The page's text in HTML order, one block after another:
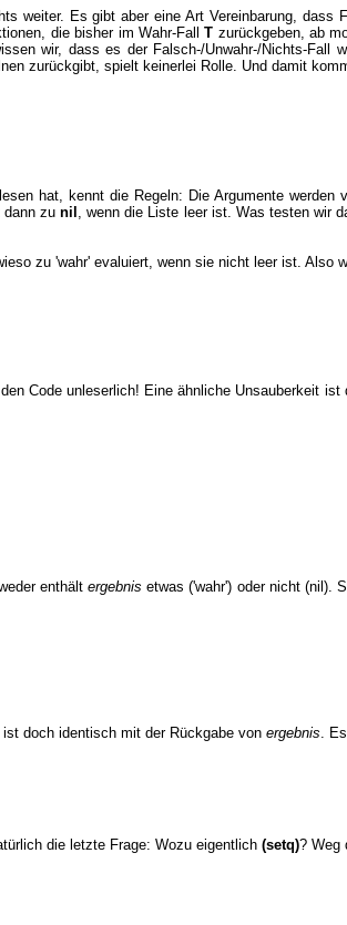
weiter. Es gibt aber eine Art Vereinbarung, dass
die bisher im Wahr-FallT zurückgeben, ab
wir, dass es der Falsch-/Unwahr-/Nichts-Fall
zurückgibt, spielt keinerlei Rolle. Und damit
hat, kennt die Regeln: Die Argumente
dann zunil , wenn die Liste leer ist. Was testen wir
zu 'wahr' evaluiert, wenn sie nicht leer ist. Also
Code unleserlich! Eine ähnliche Unsauberkeit
enthältergebnis etwas ('wahr') oder nicht (nil).
ist doch identisch mit der Rückgabe von ergebnis .
die letzte Frage: Wozu eigentlich (setq)? Weg